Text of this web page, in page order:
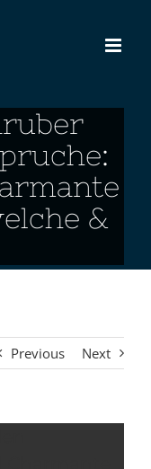
&
Previous Next